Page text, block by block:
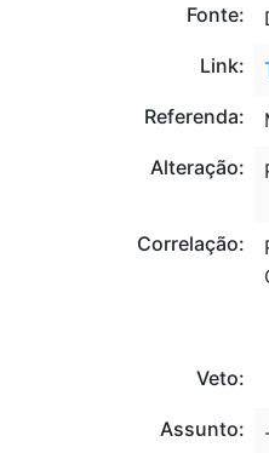
Fonte:
Link:
Referenda:
Alteração:
Correlação:
Veto:
Assunto: